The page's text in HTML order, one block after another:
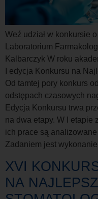
Weź udział w konkursie
Laboratorium
Kalbarczyk W roku
I edycja Konkursu na
Od tamtej pory konkurs
odstępach czasowych
Edycja Konkursu trwa
na dwa etapy. W I etapie
ich prace są
Zadaniem jest
XVI
NA